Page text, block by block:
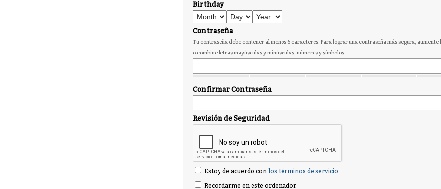
Birthday
Contraseña
Tu contraseña debe contener al menos 6 caracteres. Para lograr una contraseña más segura, aumente
o combine letras mayúsculas y minúsculas, números y símbolos.
Confirmar Contraseña
Revisión de Seguridad
Estoy de acuerdo con los términos de servicio
Recordarme en este ordenador